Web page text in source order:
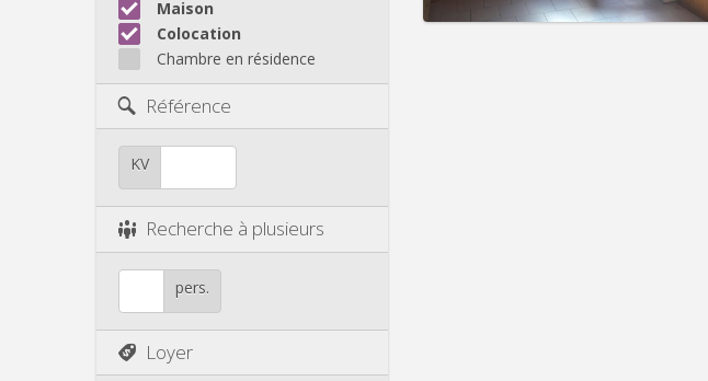
Maison
Colocation
Chambre en résidence
Référence
KV
Recherche à plusieurs
pers.
Loyer